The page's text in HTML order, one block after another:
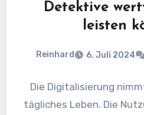
Detektive
leisten
Reinhard 6. Juli 2024
Die Digitalisierung
tägliches Leben. Die